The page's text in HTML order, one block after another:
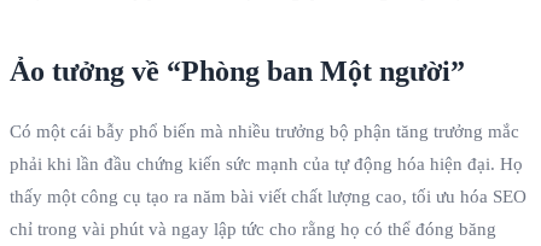
Ảo tưởng về “Phòng ban Một người”
Có một cái bẫy phổ biến mà nhiều trưởng bộ phận tăng trưởng mắc
phải khi lần đầu chứng kiến sức mạnh của tự động hóa hiện đại. Họ
thấy một công cụ tạo ra năm bài viết chất lượng cao, tối ưu hóa SEO
chỉ trong vài phút và ngay lập tức cho rằng họ có thể đóng băng